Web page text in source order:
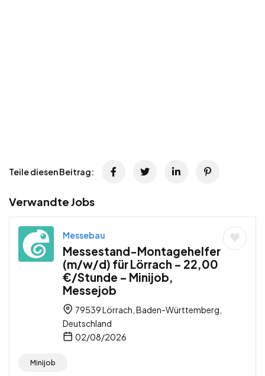
Teile diesen Beitrag:
Verwandte Jobs
Messebau
Messestand-Montagehelfer
(m/w/d) für Lörrach – 22,00
€/Stunde – Minijob,
Messejob
79539 Lörrach, Baden-Württemberg,
Deutschland
02/08/2026
Minijob